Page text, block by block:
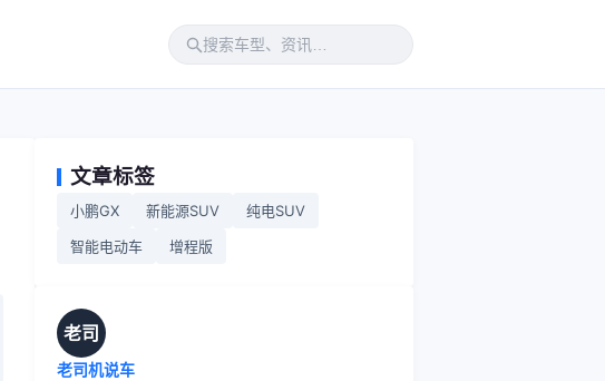
文章标签
小鹏GX 新能源SUV
纯电SUV
智能电动车
增程版
老司
老司机说车